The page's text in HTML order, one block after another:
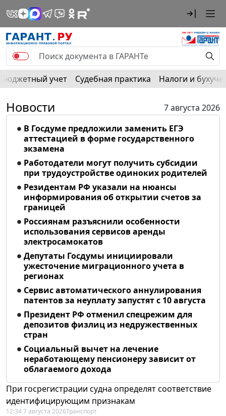
Бюджетный учет Судебная практика Налоги и
Новости
7 августа 2026
В Госдуме предложили заменить ЕГЭ
аттестацией в форме государственного
экзамена
Работодатели могут получить субсидии
при трудоустройстве одиноких родителей
Резидентам РФ указали на нюансы
информирования об открытии счетов за
границей
Россиянам разъяснили особенности
использования сервисов аренды
электросамокатов
Депутаты Госдумы инициировали
ужесточение миграционного учета в
регионах
Сервис автоматического аннулирования
патентов за неуплату запустят с 10 августа
Президент РФ отменил спецрежим для
депозитов физлиц из недружественных
стран
Социальный вычет на лечение
неработающему пенсионеру зависит от
облагаемого дохода
При госрегистрации судна определят соответствие
идентифицирующим признакам
12:34 7 августа 2026Транспорт